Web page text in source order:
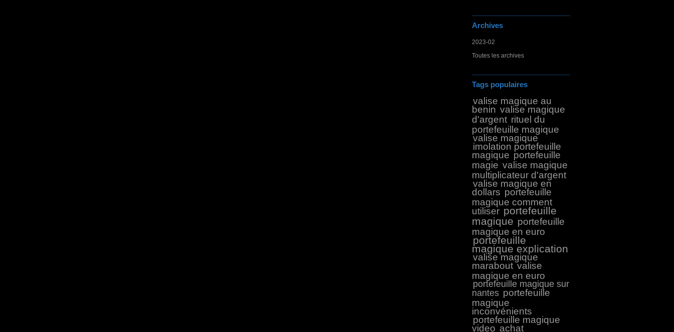
Archives
2023-02
Toutes les archives
Tags populaires
valise magique au
benin valise magique
d'argent rituel du
portefeuille magique
valise magique
imolation portefeuille
magique portefeuille
magie valise magique
multiplicateur d'argent
valise magique en
dollars portefeuille
magique comment
utiliser portefeuille
magique portefeuille
magique en euro
portefeuille
magique explication
valise magique
marabout valise
magique en euro
portefeuille magique sur
nantes portefeuille
magique
inconvénients
portefeuille magique
video achat